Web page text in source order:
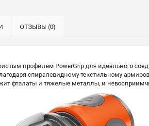
ОТЗЫВЫ (0)
профилем PowerGrip для идеального
спиралевидному текстильному
фталаты и тяжелые металлы, и